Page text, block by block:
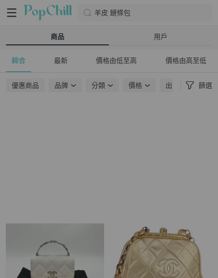
羊皮 鏈條包
商品 用戶
綜合 最新 價格由低至高 價格由高至低
優惠商品 品牌 分類 價格 出貨地點 篩選